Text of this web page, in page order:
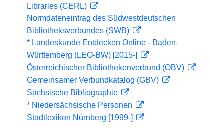
Libraries (CERL)
Normdateneintrag des Südwestdeutschen
Bibliotheksverbundes (SWB)
* Landeskunde Entdecken Online - Baden-
Württemberg (LEO-BW) [2015-]
Österreichischer Bibliothekenverbund (OBV)
Gemeinsamer Verbundkatalog (GBV)
Sächsische Bibliographie
* Niedersächsische Personen
Stadtlexikon Nürnberg [1999-]